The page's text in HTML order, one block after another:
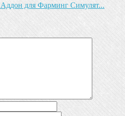
для Фарминг Симулят...